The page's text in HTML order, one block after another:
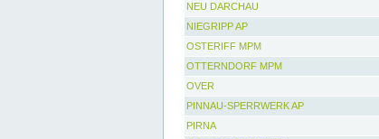
NEU DARCHAU
NIEGRIPP AP
OSTERIFF MPM
OTTERNDORF MPM
OVER
PINNAU-SPERRWERK AP
PIRNA